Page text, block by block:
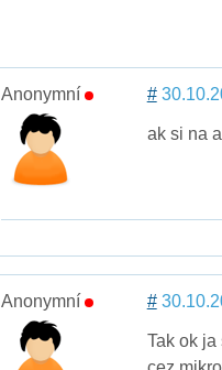
Anonymní #
ak si na
Anonymní #
Tak ok